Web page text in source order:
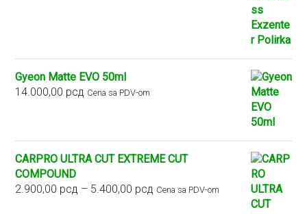
Gyeon Matte EVO 50ml
14.000,00 рсд Cena sa PDV-om
CARPRO ULTRA CUT EXTREME CUT
COMPOUND
2.900,00 рсд – 5.400,00 рсд Raspon
Cena sa PDV-om